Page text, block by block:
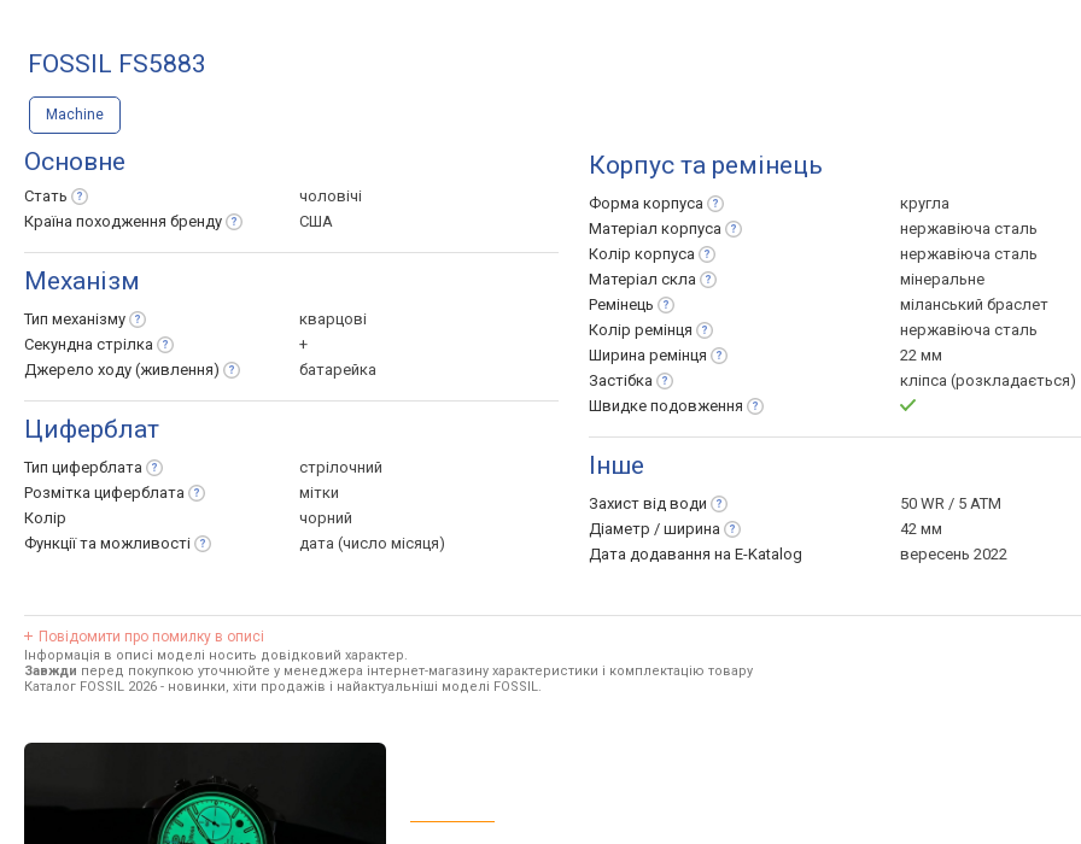
FOSSIL FS5883
Machine
Основне
Стать
чоловічі
Країна походження бренду США
Механізм
Тип механізму
кварцові
Секундна стрілка
+
Джерело ходу (живлення) батарейка
Циферблат
Тип циферблата
стрілочний
Розмітка циферблата
мітки
Колір
чорний
Функції та можливості дата (число місяця)
Корпус та ремінець
Форма корпуса
кругла
Матеріал корпуса
нержавіюча сталь
Колір корпуса
нержавіюча сталь
Матеріал скла
мінеральне
Ремінець
міланський браслет
Колір ремінця
нержавіюча сталь
Ширина ремінця
22 мм
Застібка
кліпса (розкладається)
Швидке подовження
Інше
Захист від води
50 WR / 5 ATM
Діаметр / ширина
42 мм
Дата додавання на E-Katalog
вересень 2022
Повідомити про помилку в описі
Інформація в описі моделі носить довідковий характер.
Завжди перед покупкою уточнюйте у менеджера інтернет-магазину характеристики і комплектацію товару
Каталог FOSSIL 2026 - новинки, хіти продажів і найактуальніші моделі FOSSIL.